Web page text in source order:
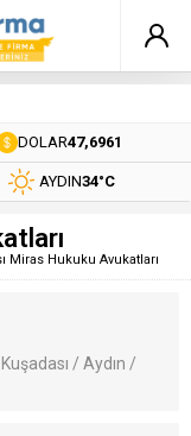
DOLAR47,6961
AYDIN34°C
Miras Hukuku Avukatları
/ Aydın /